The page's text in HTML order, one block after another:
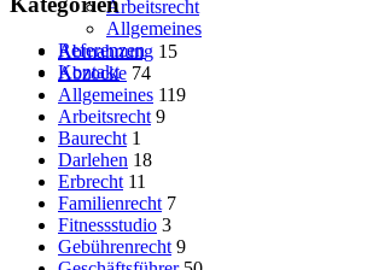
Arbeitsrecht
Allgemeines
Referenzen
Kontakt
Abmahnung 15
Abzocke 74
Allgemeines 119
Arbeitsrecht 9
Baurecht 1
Darlehen 18
Erbrecht 11
Familienrecht 7
Fitnessstudio 3
Gebührenrecht 9